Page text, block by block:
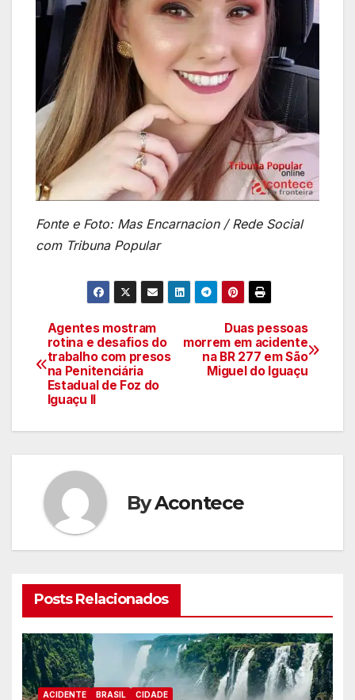
Fonte e Foto: Mas Encarnacion / Rede Social
com Tribuna Popular
Navegação
de
artigos
Duas pessoas
morrem em acidente
na BR 277 em São
Miguel do Iguaçu
Agentes mostram
rotina e desafios do
trabalho com presos
na Penitenciária
Estadual de Foz do
Iguaçu II
ByAcontece
Posts Relacionados
ACIDENTE BRASIL CIDADE